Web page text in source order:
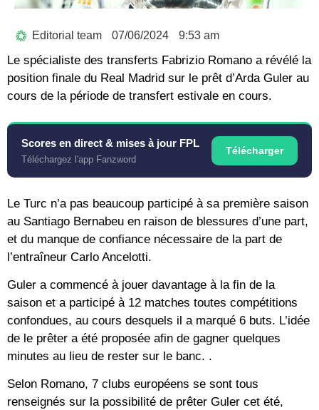
Editorial team 07/06/2024 9:53 am
Le spécialiste des transferts Fabrizio Romano a révélé la
position finale du Real Madrid sur le prêt d’Arda Guler au
cours de la période de transfert estivale en cours.
Scores en direct & mises à jour FPL
Téléchargez l'app Fanzword
Télécharger
Le Turc n’a pas beaucoup participé à sa première saison
au Santiago Bernabeu en raison de blessures d’une part,
et du manque de confiance nécessaire de la part de
l’entraîneur Carlo Ancelotti.
Guler a commencé à jouer davantage à la fin de la
saison et a participé à 12 matches toutes compétitions
confondues, au cours desquels il a marqué 6 buts. L’idée
de le prêter a été proposée afin de gagner quelques
minutes au lieu de rester sur le banc. .
Selon Romano, 7 clubs européens se sont tous
renseignés sur la possibilité de prêter Guler cet été,